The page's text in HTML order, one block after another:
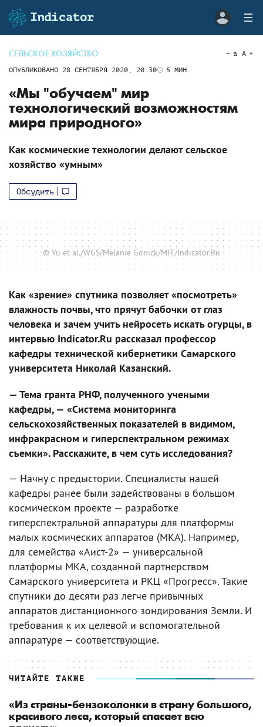
СЕЛЬСКОЕ ХОЗЯЙСТВО
ОПУБЛИКОВАНО 28 СЕНТЯБРЯ 2020, 20:30 5 МИН.
a A
«Мы "обучаем" мир
технологический возможностям
мира природного»
Как космические технологии делают сельское
хозяйство «умным»
Обсудить
© Yu et al./WGS/Melanie Gonick/MIT/Indicator.Ru
Как «зрение» спутника позволяет «посмотреть»
влажность почвы, что прячут бабочки от глаз
человека и зачем учить нейросеть искать огурцы, в
интервью Indicator.Ru рассказал профессор
кафедры технической кибернетики Самарского
университета Николай Казанский.
— Тема гранта РНФ, полученного учеными
кафедры, — «Система мониторинга
сельскохозяйственных показателей в видимом,
инфракрасном и гиперспектральном режимах
съемки». Расскажите, в чем суть исследования?
— Начну с предыстории. Специалисты нашей
кафедры ранее были задействованы в большом
космическом проекте — разработке
гиперспектральной аппаратуры для платформы
малых космических аппаратов (МКА). Например,
для семейства «Аист-2» — универсальной
платформы МКА, созданной партнерством
Самарского университета и РКЦ «Прогресс». Такие
спутники до десяти раз легче привычных
аппаратов дистанционного зондирования Земли. И
требования к их целевой и вспомогательной
аппаратуре — соответствующие.
ЧИТАЙТЕ ТАКЖЕ
«Из страны-бензоколонки в страну большого,
красивого леса, который спасает всю